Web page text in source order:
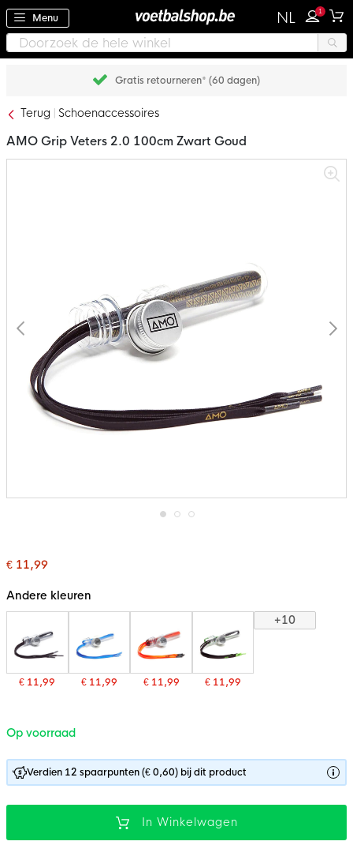
Menu NL 1
Gratis retourneren* (60 dagen)
Terug Schoenaccessoires
begin
de
AMO Grip Veters 2.0 100cm Zwart Goud
€ 11,99
Andere kleuren
€ 11,99 € 11,99 € 11,99 € 11,99
+10
Op voorraad
Verdien 12 spaarpunten (€ 0,60) bij dit product
In Winkelwagen